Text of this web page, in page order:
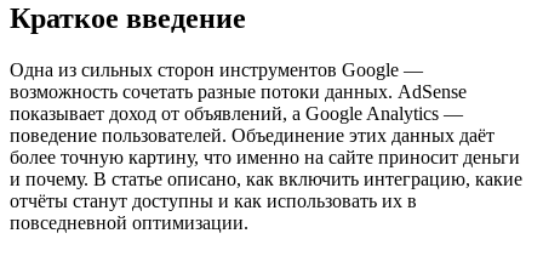
Краткое введение
Одна из сильных сторон инструментов Google —
возможность сочетать разные потоки данных. AdSense
показывает доход от объявлений, а Google Analytics —
поведение пользователей. Объединение этих данных даёт
более точную картину, что именно на сайте приносит деньги
и почему. В статье описано, как включить интеграцию, какие
отчёты станут доступны и как использовать их в
повседневной оптимизации.